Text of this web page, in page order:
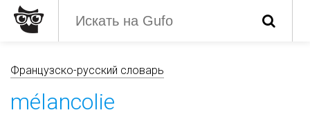
Французско-русский словарь
mélancolie